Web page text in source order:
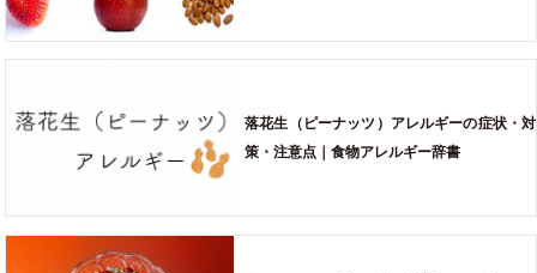
落花生（ピーナッツ）アレルギーの症状・対
策・注意点｜食物アレルギー辞書